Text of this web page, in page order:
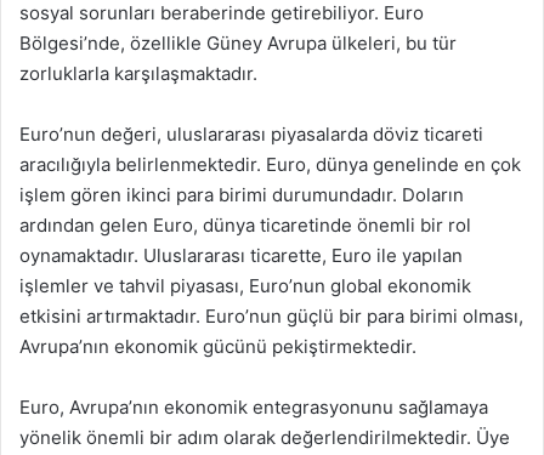
sosyal sorunları beraberinde getirebiliyor. Euro
Bölgesi’nde, özellikle Güney Avrupa ülkeleri, bu tür
zorluklarla karşılaşmaktadır.
Euro’nun değeri, uluslararası piyasalarda döviz ticareti
aracılığıyla belirlenmektedir. Euro, dünya genelinde en çok
işlem gören ikinci para birimi durumundadır. Doların
ardından gelen Euro, dünya ticaretinde önemli bir rol
oynamaktadır. Uluslararası ticarette, Euro ile yapılan
işlemler ve tahvil piyasası, Euro’nun global ekonomik
etkisini artırmaktadır. Euro’nun güçlü bir para birimi olması,
Avrupa’nın ekonomik gücünü pekiştirmektedir.
Euro, Avrupa’nın ekonomik entegrasyonunu sağlamaya
yönelik önemli bir adım olarak değerlendirilmektedir. Üye